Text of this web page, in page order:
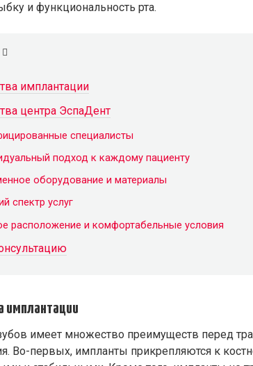
и функциональность рта.
имплантации
центра ЭспаДент
специалисты
подход к каждому пациенту
оборудование и материалы
спектр услуг
расположение и комфортабельные условия
имплантации
имеет множество преимуществ перед
Во-первых, импланты прикрепляются к